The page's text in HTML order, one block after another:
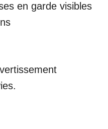
en garde visibles